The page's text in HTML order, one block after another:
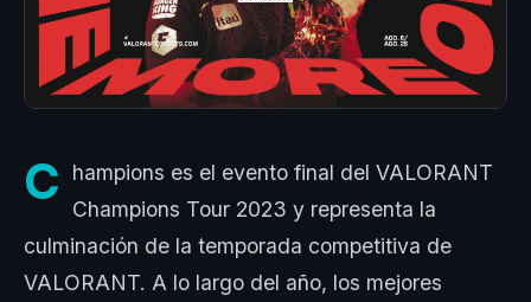
C
hampions es el evento final del VALORANT
Champions Tour 2023 y representa la
culminación de la temporada competitiva de
VALORANT. A lo largo del año, los mejores